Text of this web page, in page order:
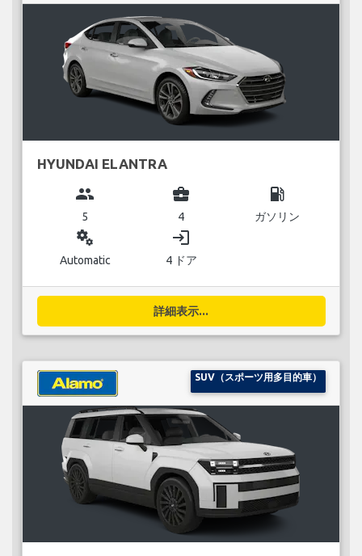
HYUNDAI ELANTRA
group
5
business_center
4
local_gas_station
ガソリン
miscellaneous_services
Automatic
login
4 ドア
詳細表示...
SUV（スポーツ用多目的車）